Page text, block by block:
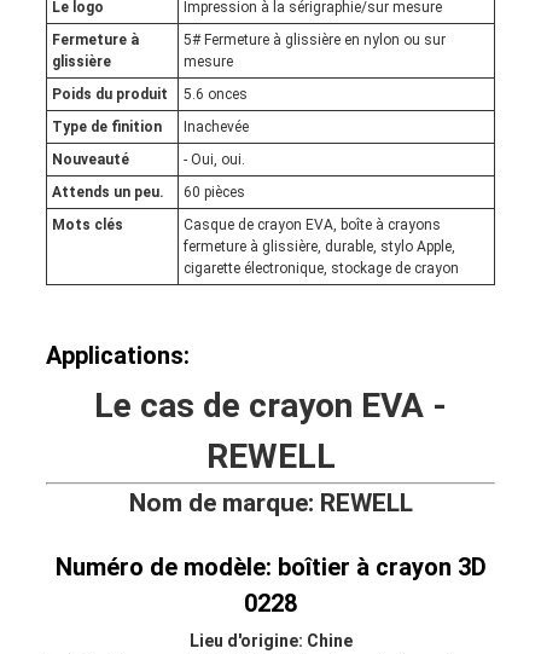
Le logo
Impression à la sérigraphie/sur mesure
Fermeture à
glissière
5# Fermeture à glissière en nylon ou sur
mesure
Poids du produit
5.6 onces
Type de finition
Inachevée
Nouveauté
- Oui, oui.
Attends un peu.
60 pièces
Mots clés
Casque de crayon EVA, boîte à crayons
fermeture à glissière, durable, stylo Apple,
cigarette électronique, stockage de crayon
Applications:
Le cas de crayon EVA -
REWELL
Nom de marque: REWELL
Numéro de modèle: boîtier à crayon 3D
0228
Lieu d'origine: Chine